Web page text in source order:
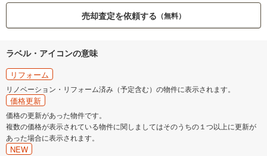
売却査定を依頼する （無料）
ラベル・アイコンの意味
リフォーム
リノベーション・リフォーム済み（予定含む）の物件に表示されます。
価格更新
価格の更新があった物件です。
複数の価格が表示されている物件に関しましてはそのうちの１つ以上に更新が
あった場合に表示されます。
NEW